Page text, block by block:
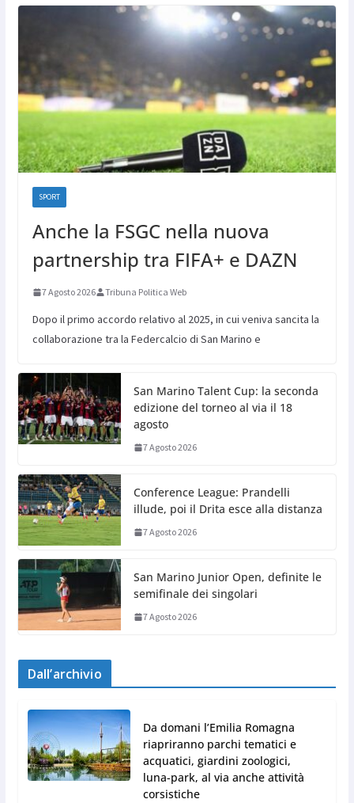
SPORT
Anche la FSGC nella nuova
partnership tra FIFA+ e DAZN
7 Agosto 2026 Tribuna Politica Web
Dopo il primo accordo relativo al 2025, in cui veniva sancita la
collaborazione tra la Federcalcio di San Marino e
San Marino Talent Cup: la seconda
edizione del torneo al via il 18
agosto
7 Agosto 2026
Conference League: Prandelli
illude, poi il Drita esce alla distanza
7 Agosto 2026
San Marino Junior Open, definite le
semifinale dei singolari
7 Agosto 2026
Dall’archivio
Da domani l’Emilia Romagna
riapriranno parchi tematici e
acquatici, giardini zoologici,
luna-park, al via anche attività
corsistiche